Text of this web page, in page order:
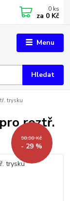
Menu
Hledat
0 ks
za 0 Kč
trysku
roztř.
98,98 Kč
- 29 %